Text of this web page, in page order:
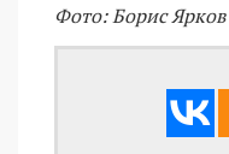
Фото: Борис Ярков